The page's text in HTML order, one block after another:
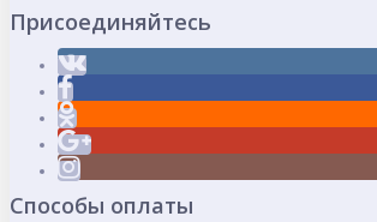
Присоединяйтесь
Способы оплаты